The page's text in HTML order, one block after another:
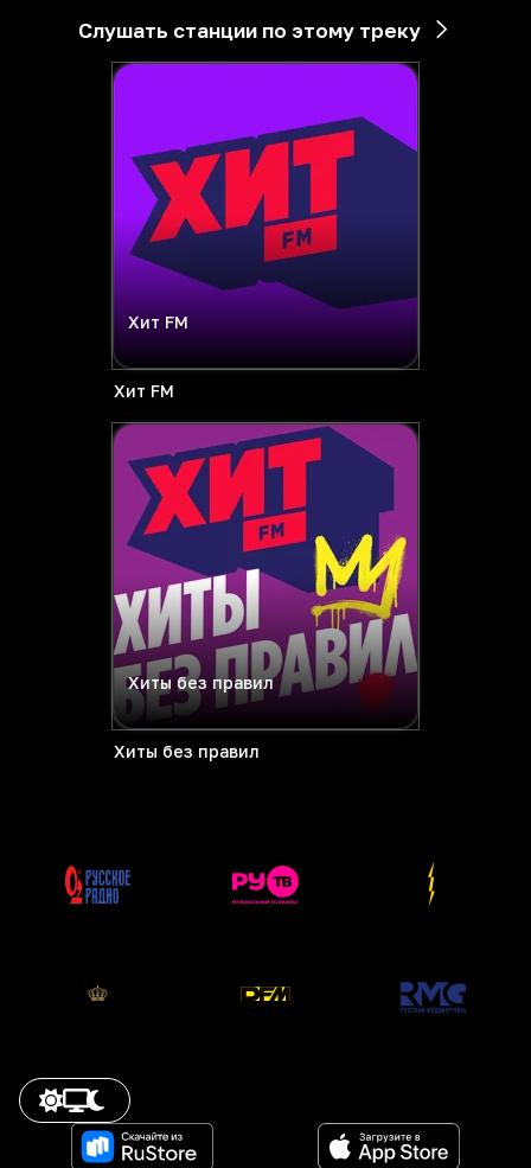
Слушать станции по этому треку
Хит FM
Хит FM
Хиты без правил
Хиты без правил